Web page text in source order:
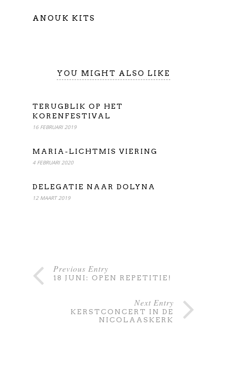
ANOUK KITS
YOU MIGHT ALSO LIKE
TERUGBLIK OP HET
KORENFESTIVAL
16 FEBRUARI 2019
MARIA-LICHTMIS VIERING
4 FEBRUARI 2020
DELEGATIE NAAR DOLYNA
12 MAART 2019
Previous Entry
18 JUNI: OPEN REPETITIE!
Next Entry
KERSTCONCERT IN DE
NICOLAASKERK